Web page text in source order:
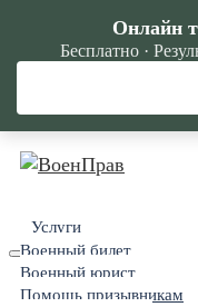
Услуги
Военный билет
Военный юрист
Помощь призывникам
Онлайн
Бесплатно ·